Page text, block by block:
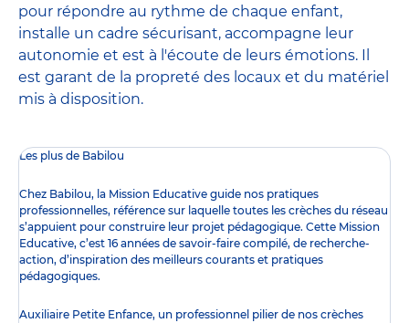
pour répondre au rythme de chaque enfant,
installe un cadre sécurisant, accompagne leur
autonomie et est à l'écoute de leurs émotions. Il
est garant de la propreté des locaux et du matériel
mis à disposition.
Les plus de Babilou
Chez Babilou, la Mission Educative guide nos pratiques
professionnelles, référence sur laquelle toutes les crèches du réseau
s’appuient pour construire leur projet pédagogique. Cette Mission
Educative, c’est 16 années de savoir-faire compilé, de recherche-
action, d’inspiration des meilleurs courants et pratiques
pédagogiques.
Auxiliaire Petite Enfance, un professionnel pilier de nos crèches